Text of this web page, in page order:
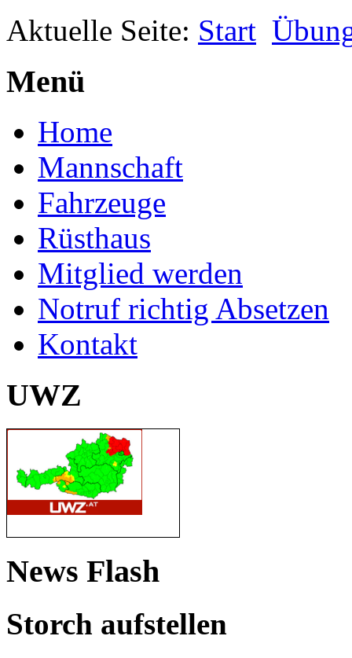
Aktuelle Seite: Start
Menü
Home
Mannschaft
Fahrzeuge
Rüsthaus
Mitglied werden
Notruf richtig Absetzen
Kontakt
UWZ
News Flash
Storch aufstellen